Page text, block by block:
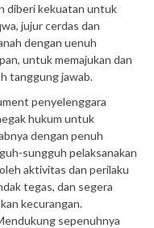
diberi kekuatan untuk
jujur cerdas dan
dengan uenuh
untuk memajukan dan
tanggung jawab.
penyelenggara
hukum untuk
dengan penuh
sungguh pelaksanakan
aktivitas dan perilaku
tegas, dan segera
kecurangan.
sepenuhnya